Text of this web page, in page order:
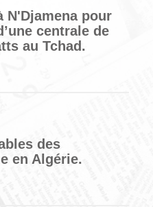
N'Djamena pour
centrale de
au Tchad.
des
en Algérie.